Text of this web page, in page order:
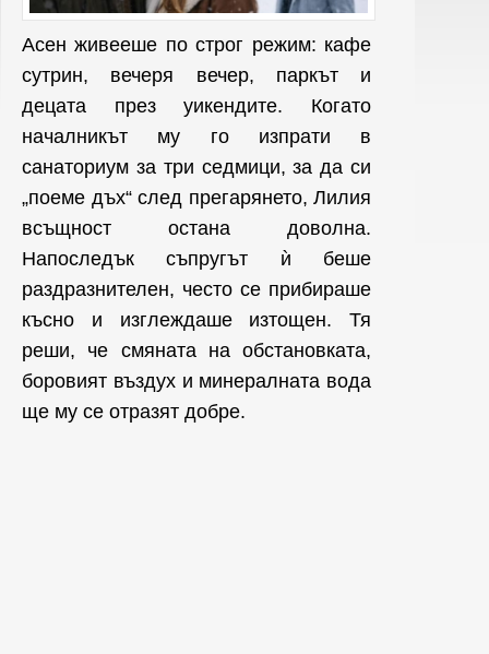
Асен живееше по строг режим: кафе
сутрин, вечеря вечер, паркът и
децата през уикендите. Когато
началникът му го изпрати в
санаториум за три седмици, за да си
„поеме дъх“ след прегарянето, Лилия
всъщност остана доволна.
Напоследък съпругът ѝ беше
раздразнителен, често се прибираше
късно и изглеждаше изтощен. Тя
реши, че смяната на обстановката,
боровият въздух и минералната вода
ще му се отразят добре.